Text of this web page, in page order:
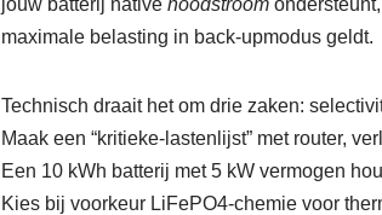
jouw batterij native noodstroomondersteunt,
maximale belasting in back-upmodus geldt.
Technisch draait het om drie zaken:
Maak een “kritieke-lastenlijst” met router,
Een 10 kWh batterij met 5 kW vermogen
Kies bij voorkeur LiFePO4-chemie voor